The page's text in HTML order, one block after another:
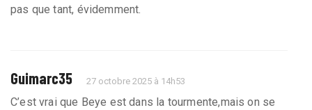
pas que tant, évidemment.
Guimarc35 27 octobre 2025 à 14h53
C’est vrai que Beye est dans la tourmente,mais on se